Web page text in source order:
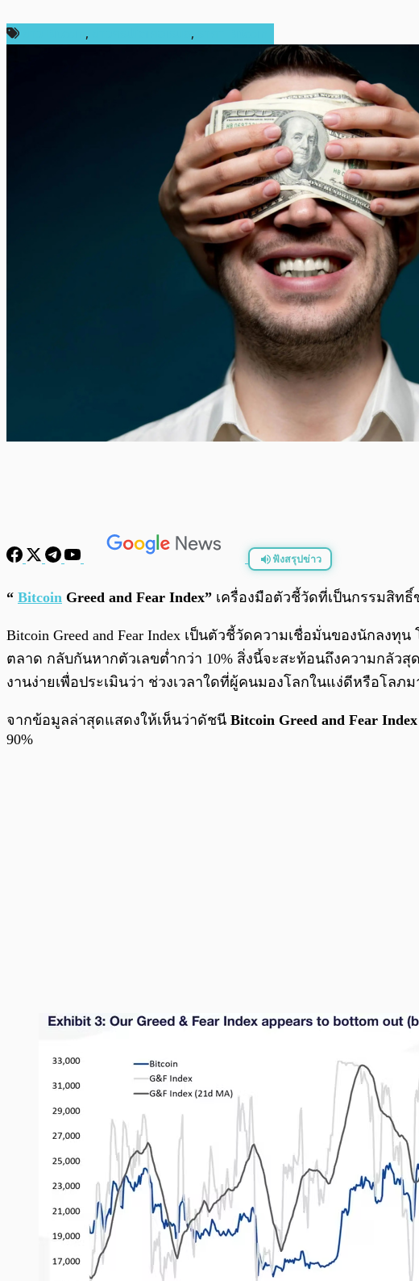
, ,
ฟังสรุปข่าว
พร้อมเล่น
“ Bitcoin Greed and Fear Index” เครื่องมือตัวชี้วัดที่เป็นกรรมสิทธิ์
Bitcoin Greed and Fear Index เป็นตัวชี้วัดความเชื่อมั่นของนักล
ตลาด กลับกันหากตัวเลขต่ำกว่า 10% สิ่งนี้จะสะท้อนถึงความกลัว
งานง่ายเพื่อประเมินว่า ช่วงเวลาใดที่ผู้คนมองโลกในแง่ดีหรือโลภม
จากข้อมูลล่าสุดแสดงให้เห็นว่าดัชนี Bitcoin Greed and Fear Index
90%